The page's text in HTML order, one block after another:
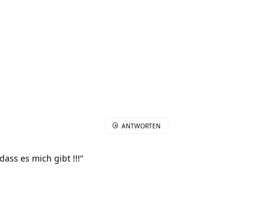
es mich gibt !!!“
ANTWORTEN